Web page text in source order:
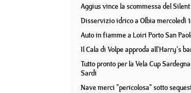
Aggius vince la scommessa del
Disservizio idrico a Olbia mercoledì
Auto in fiamme a Loiri Porto San
Il Cala di Volpe approda all'Harry's
Tutto pronto per la Vela Cup
Sardi
Nave merci "pericolosa" sotto